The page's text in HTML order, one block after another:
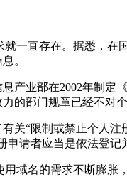
一直存在。据悉，在
。
产业部在2002年制
的部门规章已经不对
关“限制或禁止个人
请者应当是依法登记
域名的需求不断膨